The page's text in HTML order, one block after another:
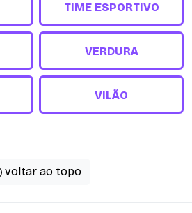
TIME ESPORTIVO
VERDURA
VILÃO
voltar ao topo